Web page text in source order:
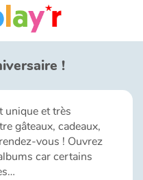
!
unique et très
gâteaux, cadeaux,
vous ! Ouvrez
car certains